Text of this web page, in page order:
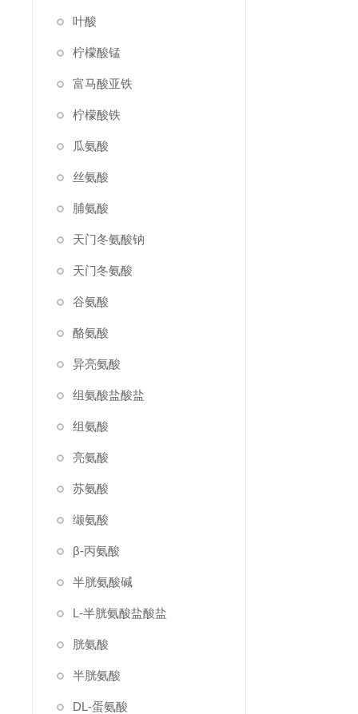
叶酸
柠檬酸锰
富马酸亚铁
柠檬酸铁
瓜氨酸
丝氨酸
脯氨酸
天门冬氨酸钠
天门冬氨酸
谷氨酸
酪氨酸
异亮氨酸
组氨酸盐酸盐
组氨酸
亮氨酸
苏氨酸
缬氨酸
β-丙氨酸
半胱氨酸碱
L-半胱氨酸盐酸盐
胱氨酸
半胱氨酸
DL-蛋氨酸